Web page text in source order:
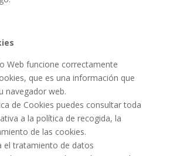
Web funcione correctamente
que es una información que
navegador web.
de Cookies puedes consultar toda
a la política de recogida, la
de las cookies.
el tratamiento de datos